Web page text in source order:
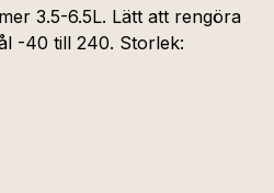
3.5-6.5L. Lätt att rengöra
-40 till 240. Storlek: